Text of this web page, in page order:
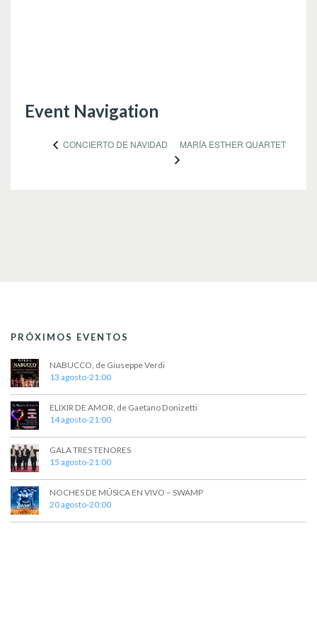
Event Navigation
CONCIERTO DE NAVIDAD MARÍA ESTHER QUARTET
PRÓXIMOS EVENTOS
NABUCCO, de Giuseppe Verdi
13 agosto-21:00
ELIXIR DE AMOR, de Gaetano Donizetti
14 agosto-21:00
GALA TRES TENORES
15 agosto-21:00
NOCHES DE MÚSICA EN VIVO – SWAMP
20 agosto-20:00